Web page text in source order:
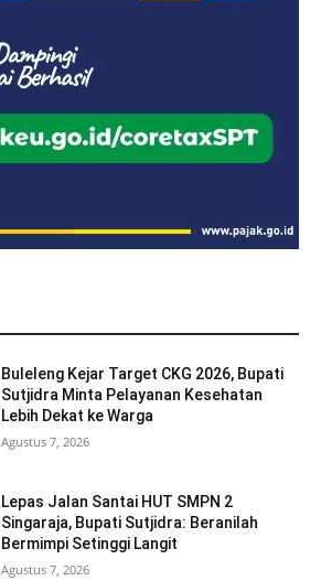
Buleleng Kejar Target CKG 2026, Bupati
Sutjidra Minta Pelayanan Kesehatan
Lebih Dekat ke Warga
Agustus 7, 2026
Lepas Jalan Santai HUT SMPN 2
Singaraja, Bupati Sutjidra: Beranilah
Bermimpi Setinggi Langit
Agustus 7, 2026